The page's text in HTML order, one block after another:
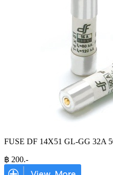
FUSE DF 14X51 GL-GG 32A
฿ 200.-